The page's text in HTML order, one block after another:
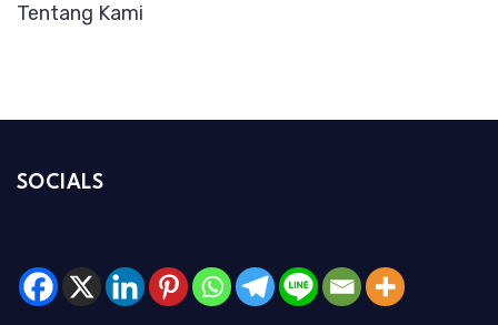
Tentang Kami
SOCIALS